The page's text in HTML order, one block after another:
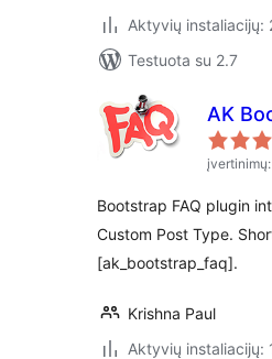
Aktyvių instaliacijų:
Testuota su 2.7
AK
Bootstrap FAQ plugin
Custom Post Type.
[ak_bootstrap_faq].
Krishna Paul
Aktyvių instaliacijų: